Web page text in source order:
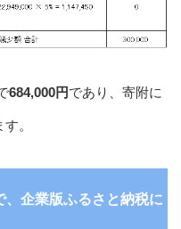
684,000円であり、寄附に
。
企業版ふるさと納税に